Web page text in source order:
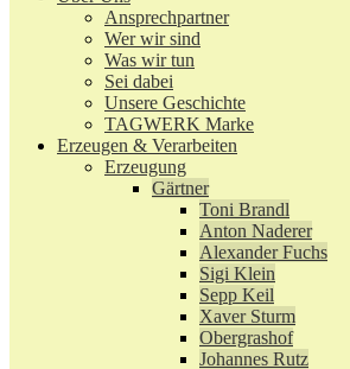
Ansprechpartner
Wer wir sind
Was wir tun
Sei dabei
Unsere Geschichte
TAGWERK Marke
Erzeugen & Verarbeiten
Erzeugung
Gärtner
Toni Brandl
Anton Naderer
Alexander Fuchs
Sigi Klein
Sepp Keil
Xaver Sturm
Obergrashof
Johannes Rutz